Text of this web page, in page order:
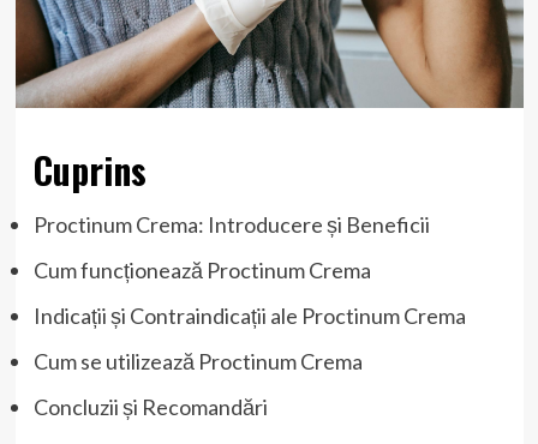
Cuprins
Proctinum Crema: Introducere și Beneficii
Cum funcționează Proctinum Crema
Indicații și Contraindicații ale Proctinum Crema
Cum se utilizează Proctinum Crema
Concluzii și Recomandări